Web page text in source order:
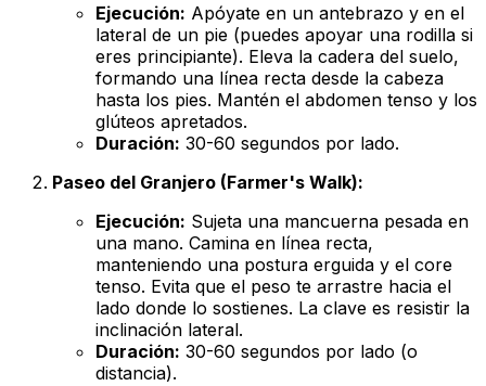
Ejecución: Apóyate en un antebrazo y en el
lateral de un pie (puedes apoyar una rodilla si
eres principiante). Eleva la cadera del suelo,
formando una línea recta desde la cabeza
hasta los pies. Mantén el abdomen tenso y los
glúteos apretados.
Duración: 30-60 segundos por lado.
Paseo del Granjero (Farmer's Walk):
Ejecución: Sujeta una mancuerna pesada en
una mano. Camina en línea recta,
manteniendo una postura erguida y el core
tenso. Evita que el peso te arrastre hacia el
lado donde lo sostienes. La clave es resistir la
inclinación lateral.
Duración: 30-60 segundos por lado (o
distancia).